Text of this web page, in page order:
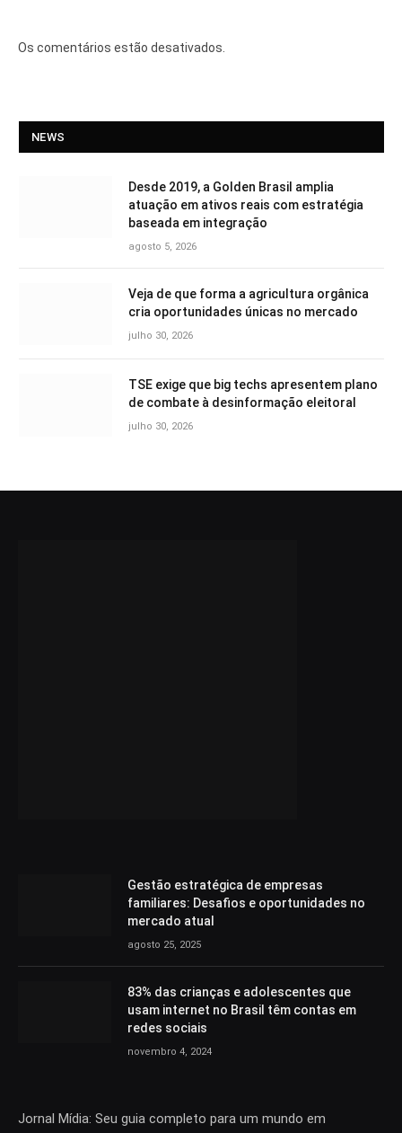
Os comentários estão desativados.
NEWS
Desde 2019, a Golden Brasil amplia
atuação em ativos reais com estratégia
baseada em integração
agosto 5, 2026
Veja de que forma a agricultura orgânica
cria oportunidades únicas no mercado
julho 30, 2026
TSE exige que big techs apresentem plano
de combate à desinformação eleitoral
julho 30, 2026
Gestão estratégica de empresas
familiares: Desafios e oportunidades no
mercado atual
agosto 25, 2025
83% das crianças e adolescentes que
usam internet no Brasil têm contas em
redes sociais
novembro 4, 2024
Jornal Mídia: Seu guia completo para um mundo em